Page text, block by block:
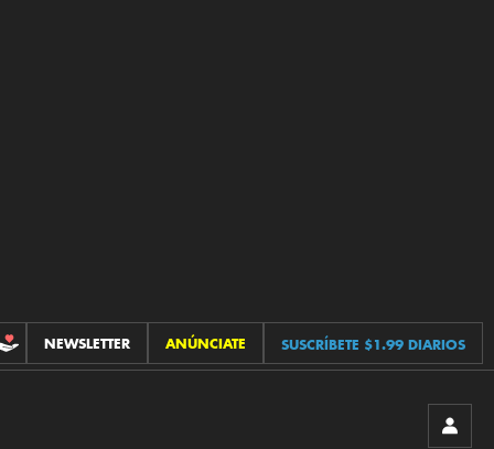
CONTRIBUCIONES
NEWSLETTER ANÚNCIATE SUSCRÍBETE $1.99 DIARIOS